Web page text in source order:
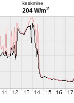
keskmine
204 W/m2